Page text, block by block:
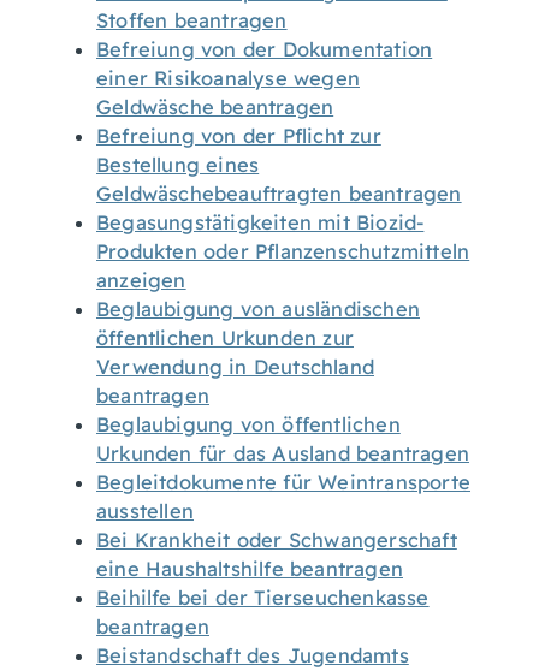
Stoffen beantragen
Befreiung von der Dokumentation
einer Risikoanalyse wegen
Geldwäsche beantragen
Befreiung von der Pflicht zur
Bestellung eines
Geldwäschebeauftragten beantragen
Begasungstätigkeiten mit Biozid-
Produkten oder Pflanzenschutzmitteln
anzeigen
Beglaubigung von ausländischen
öffentlichen Urkunden zur
Verwendung in Deutschland
beantragen
Beglaubigung von öffentlichen
Urkunden für das Ausland beantragen
Begleitdokumente für Weintransporte
ausstellen
Bei Krankheit oder Schwangerschaft
eine Haushaltshilfe beantragen
Beihilfe bei der Tierseuchenkasse
beantragen
Beistandschaft des Jugendamts